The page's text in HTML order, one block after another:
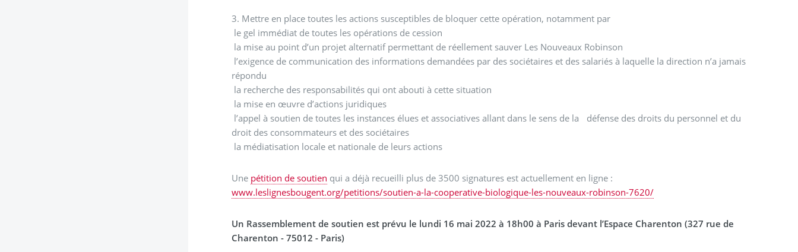
3. Mettre en place toutes les actions susceptibles de bloquer cette opération, notamment par
le gel immédiat de toutes les opérations de cession
la mise au point d’un projet alternatif permettant de réellement sauver Les Nouveaux Robinson
l’exigence de communication des informations demandées par des sociétaires et des salariés à laquelle la direction n’a jamais
répondu
la recherche des responsabilités qui ont abouti à cette situation
la mise en œuvre d’actions juridiques
l’appel à soutien de toutes les instances élues et associatives allant dans le sens de la défense des droits du personnel et du
droit des consommateurs et des sociétaires
la médiatisation locale et nationale de leurs actions
Une pétition de soutien qui a déjà recueilli plus de 3500 signatures est actuellement en ligne :
www.leslignesbougent.org/petitions/soutien-a-la-cooperative-biologique-les-nouveaux-robinson-7620/
Un Rassemblement de soutien est prévu le lundi 16 mai 2022 à 18h00 à Paris devant l’Espace Charenton (327 rue de
Charenton - 75012 - Paris)